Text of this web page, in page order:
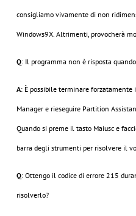
consigliamo vivamente di non
Windows9X. Altrimenti, provocherà
Q: Il programma non è risposta
A: È possibile terminare forzatamente
Manager e rieseguire Partition
Quando si preme il tasto Maiusc e
barra degli strumenti per risolvere il
Q: Ottengo il codice di errore 215
risolverlo?